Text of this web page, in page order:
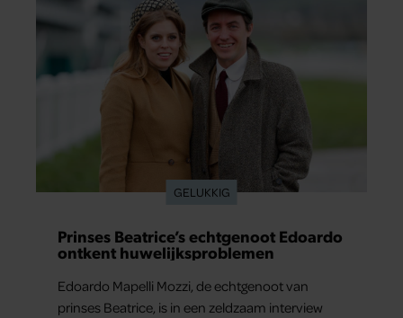
GELUKKIG
Prinses Beatrice’s echtgenoot Edoardo
ontkent huwelijksproblemen
Edoardo Mapelli Mozzi, de echtgenoot van
prinses Beatrice, is in een zeldzaam interview